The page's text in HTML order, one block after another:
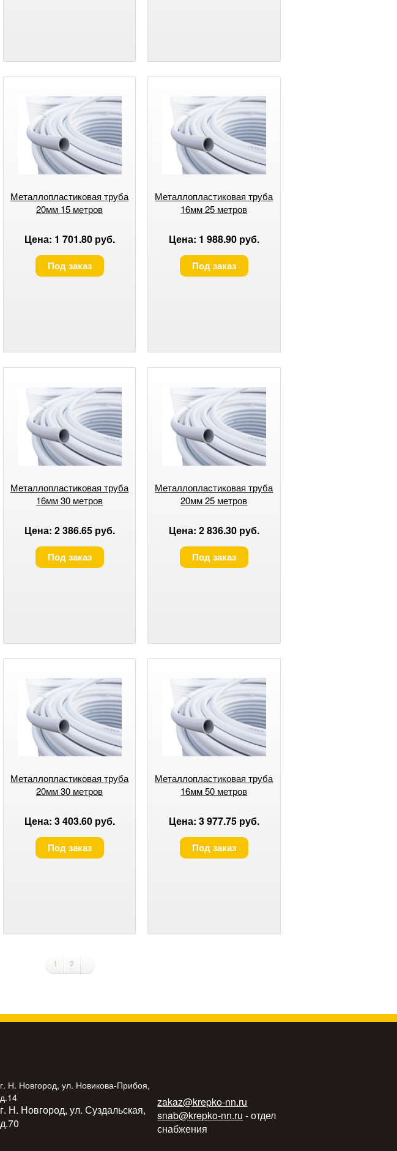
Металлопластиковая труба
20мм 15 метров
Цена: 1 701.80 руб.
Под заказ
Металлопластиковая труба
16мм 25 метров
Цена: 1 988.90 руб.
Под заказ
Металлопластиковая труба
16мм 30 метров
Цена: 2 386.65 руб.
Под заказ
Металлопластиковая труба
20мм 25 метров
Цена: 2 836.30 руб.
Под заказ
Металлопластиковая труба
20мм 30 метров
Цена: 3 403.60 руб.
Под заказ
Металлопластиковая труба
16мм 50 метров
Цена: 3 977.75 руб.
Под заказ
1 2
г. Н. Новгород, ул. Новикова-Прибоя,
д.14
г. Н. Новгород, ул. Суздальская,
д.70
zakaz@krepko-nn.ru
snab@krepko-nn.ru - отдел
снабжения